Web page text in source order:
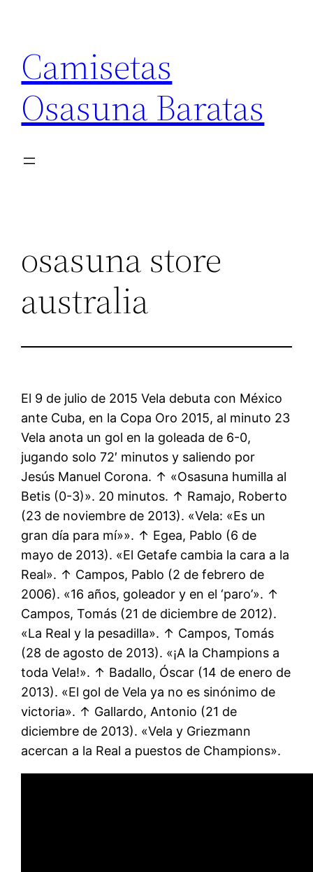
contenido
Camisetas
Osasuna Baratas
osasuna store
australia
El 9 de julio de 2015 Vela debuta con México
ante Cuba, en la Copa Oro 2015, al minuto 23
Vela anota un gol en la goleada de 6-0,
jugando solo 72′ minutos y saliendo por
Jesús Manuel Corona. ↑ «Osasuna humilla al
Betis (0-3)». 20 minutos. ↑ Ramajo, Roberto
(23 de noviembre de 2013). «Vela: «Es un
gran día para mí»». ↑ Egea, Pablo (6 de
mayo de 2013). «El Getafe cambia la cara a la
Real». ↑ Campos, Pablo (2 de febrero de
2006). «16 años, goleador y en el ‘paro’». ↑
Campos, Tomás (21 de diciembre de 2012).
«La Real y la pesadilla». ↑ Campos, Tomás
(28 de agosto de 2013). «¡A la Champions a
toda Vela!». ↑ Badallo, Óscar (14 de enero de
2013). «El gol de Vela ya no es sinónimo de
victoria». ↑ Gallardo, Antonio (21 de
diciembre de 2013). «Vela y Griezmann
acercan a la Real a puestos de Champions».